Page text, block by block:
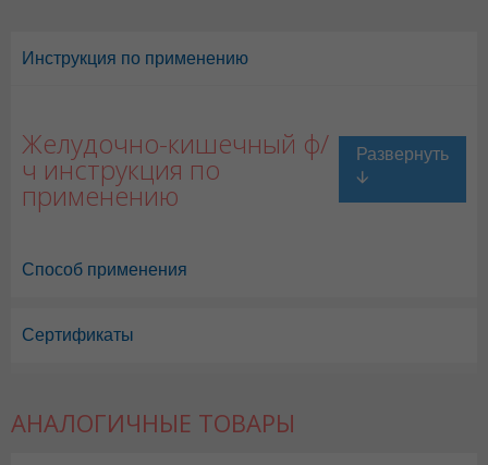
Инструкция по применению
Желудочно-кишечный ф/
ч инструкция по
применению
Способ применения
Сертификаты
АНАЛОГИЧНЫЕ ТОВАРЫ